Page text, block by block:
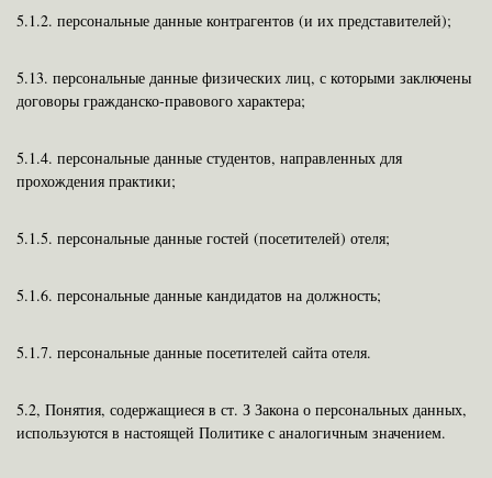
5.1.2. персональные данные контрагентов (и их представителей);
5.13. персональные данные физических лиц, с которыми заключены
договоры гражданско-правового характера;
5.1.4. персональные данные студентов, направленных для
прохождения практики;
5.1.5. персональные данные гостей (посетителей) отеля;
5.1.6. персональные данные кандидатов на должность;
5.1.7. персональные данные посетителей сайта отеля.
5.2, Понятия, содержащиеся в ст. З Закона о персональных данных,
используются в настоящей Политике с аналогичным значением.